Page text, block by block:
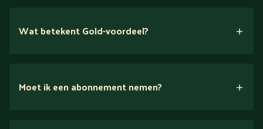
Wat betekent Gold-voordeel?
Moet ik een abonnement nemen?